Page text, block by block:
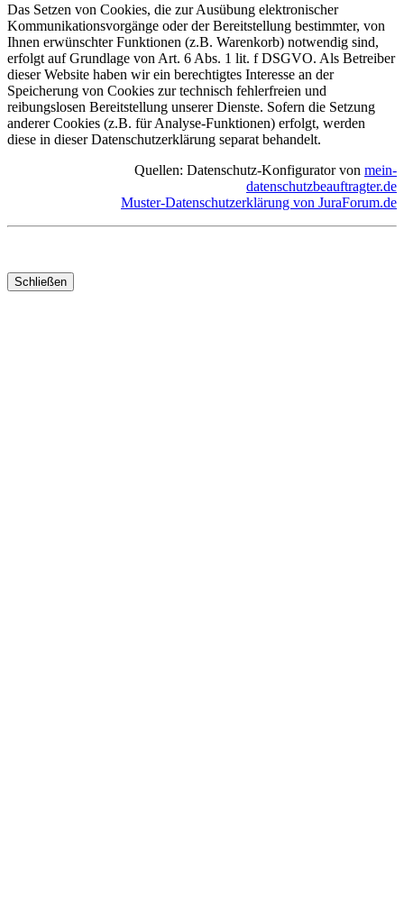
Das Setzen von Cookies, die zur Ausübung elektronischer
Kommunikationsvorgänge oder der Bereitstellung bestimmter, von
Ihnen erwünschter Funktionen (z.B. Warenkorb) notwendig sind,
erfolgt auf Grundlage von Art. 6 Abs. 1 lit. f DSGVO. Als Betreiber
dieser Website haben wir ein berechtigtes Interesse an der
Speicherung von Cookies zur technisch fehlerfreien und
reibungslosen Bereitstellung unserer Dienste. Sofern die Setzung
anderer Cookies (z.B. für Analyse-Funktionen) erfolgt, werden
diese in dieser Datenschutzerklärung separat behandelt.
Quellen: Datenschutz-Konfigurator von mein-
datenschutzbeauftragter.de
Muster-Datenschutzerklärung von JuraForum.de
Schließen